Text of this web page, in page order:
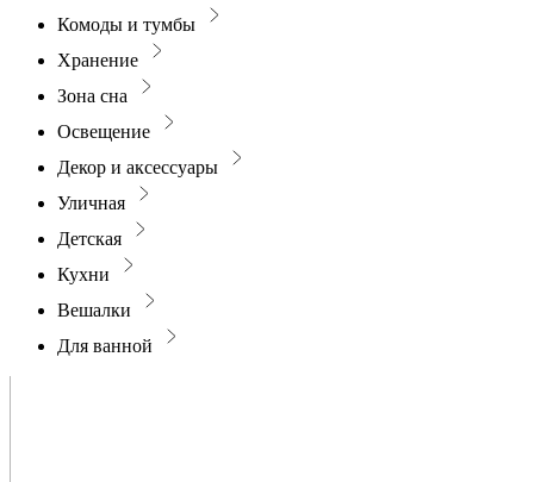
Комоды и тумбы
Хранение
Зона сна
Освещение
Декор и аксессуары
Уличная
Детская
Кухни
Вешалки
Для ванной